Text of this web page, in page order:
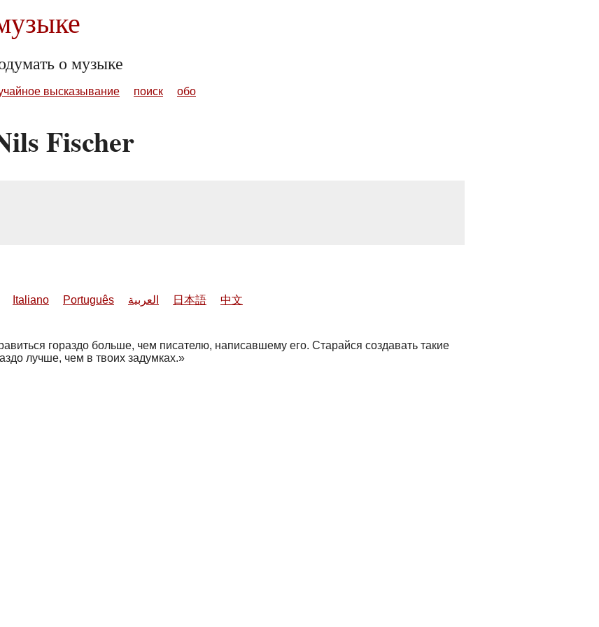
о музыке
высказывание поиск обо
Fischer
Italiano Português العربية 日本語 中文
гораздо больше, чем писателю, написавшему его. Старайся создавать такие
лучше, чем в твоих задумках.